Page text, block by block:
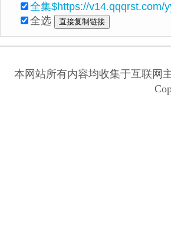
全集$https://v14.qqqrst.com/
全选
本网站所有内容均收集于互联网